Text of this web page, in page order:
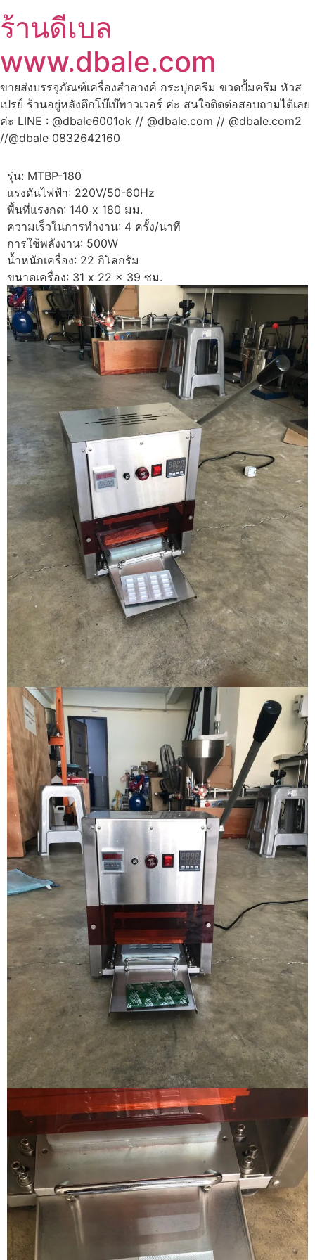
ร้านดีเบล
www.dbale.com
ขายส่งบรรจุภัณฑ์เครื่องสำอางค์ กระปุกครีม ขวดปั้มครีม หัวส
เปรย์ ร้านอยู่หลังตึกโบ๊เบ๊ทาวเวอร์ ค่ะ สนใจติดต่อสอบถามได้เลย
ค่ะ LINE : @dbale6001ok // @dbale.com // @dbale.com2
//@dbale 0832642160
รุ่น: MTBP-180
แรงดันไฟฟ้า: 220V/50-60Hz
พื้นที่แรงกด: 140 x 180 มม.
ความเร็วในการทำงาน: 4 ครั้ง/นาที
การใช้พลังงาน: 500W
น้ำหนักเครื่อง: 22 กิโลกรัม
ขนาดเครื่อง: 31 x 22 x 39 ซม.